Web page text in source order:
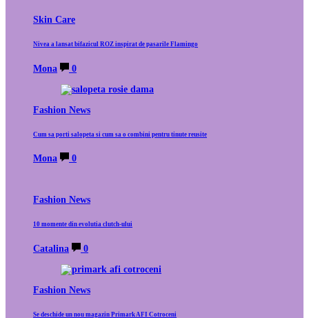
Skin Care
Nivea a lansat bifazicul ROZ inspirat de pasarile Flamingo
Mona 0
Fashion News
Cum sa porti salopeta si cum sa o combini pentru tinute reusite
Mona 0
Fashion News
10 momente din evolutia clutch-ului
Catalina 0
Fashion News
Se deschide un nou magazin Primark AFI Cotroceni